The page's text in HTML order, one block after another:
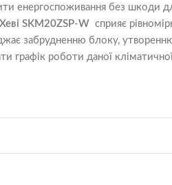
енергоспоживання без шкоди
Хеві SKM20ZSP-W сприяє
забрудненню блоку, утворенню
графік роботи даної